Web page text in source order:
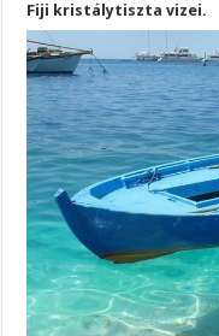
Fiji kristálytiszta vizei.